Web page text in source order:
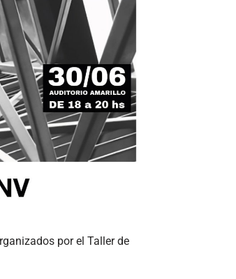
por el Taller de